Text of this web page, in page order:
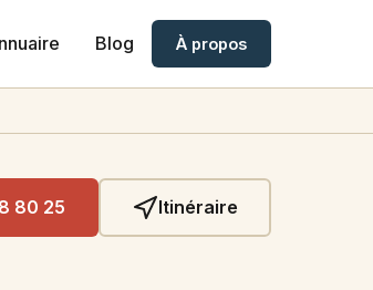
Blog À propos
80 25 Itinéraire